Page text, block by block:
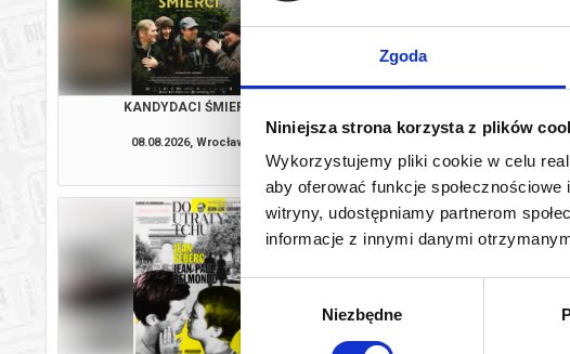
Zgoda
Niniejsza strona korzysta z plików
Wykorzystujemy pliki cookie w celu
aby oferować funkcje
witryny, udostępniamy partnerom
informacje z innymi danymi
Wybór
zgody
Niezbędne
KANDYDACI ŚMIERCI
08.08.2026, Wrocław
kup bilet
kup